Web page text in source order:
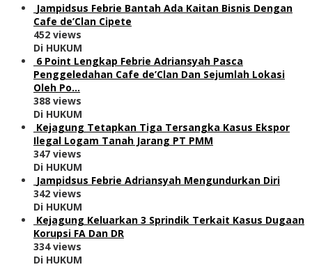
Jampidsus Febrie Bantah Ada Kaitan Bisnis Dengan
Cafe de’Clan Cipete
452 views
Di HUKUM
6 Point Lengkap Febrie Adriansyah Pasca
Penggeledahan Cafe de’Clan Dan Sejumlah Lokasi
Oleh Po…
388 views
Di HUKUM
Kejagung Tetapkan Tiga Tersangka Kasus Ekspor
Ilegal Logam Tanah Jarang PT PMM
347 views
Di HUKUM
Jampidsus Febrie Adriansyah Mengundurkan Diri
342 views
Di HUKUM
Kejagung Keluarkan 3 Sprindik Terkait Kasus Dugaan
Korupsi FA Dan DR
334 views
Di HUKUM